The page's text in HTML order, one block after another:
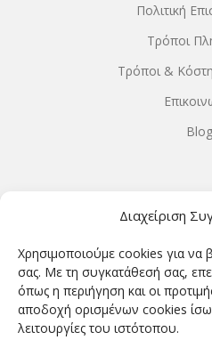
Διαχείριση
Χρησιμοποιούμε cookies για να
σας. Με τη συγκατάθεσή σας,
όπως η περιήγηση και οι
αποδοχή ορισμένων cookies
λειτουργίες του ιστότοπου.
Πολιτική
Τρόποι
Τρόποι &
Blog
ΤΡΙΤΗ-ΠΕΜΠΤΗ-
ΣΑΒΒΑΤΟ